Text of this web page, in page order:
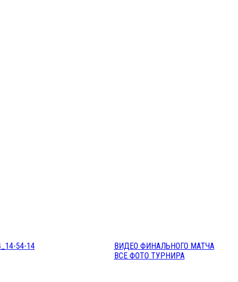
ВИДЕО ФИНАЛЬНОГО МАТЧА
ВСЕ ФОТО ТУРНИРА